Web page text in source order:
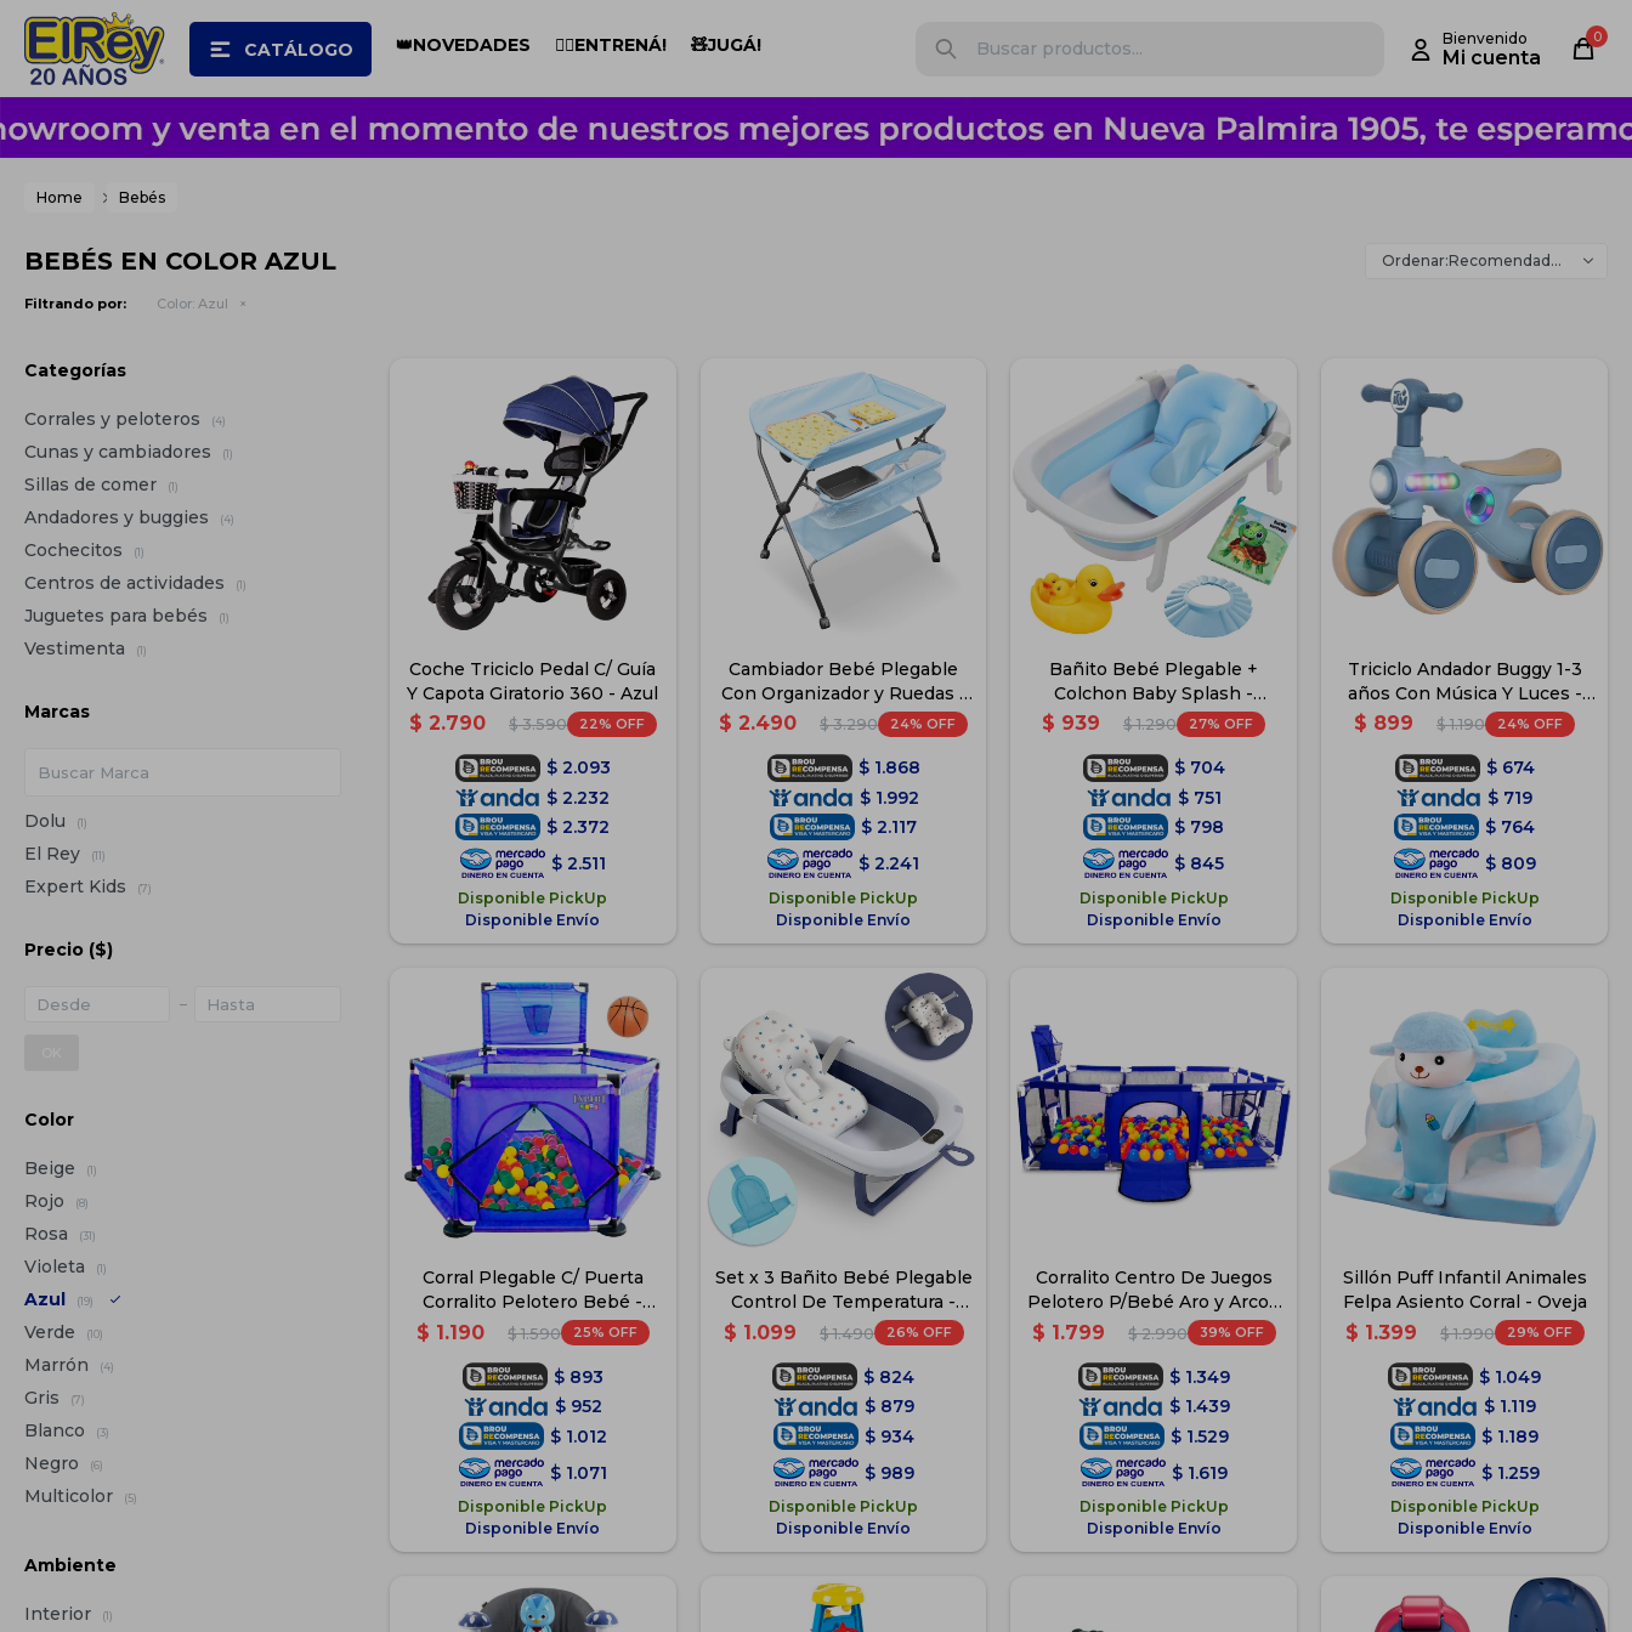
CATÁLOGO 👑NOVEDADES 🏋️‍♂️ENTRENÁ! 🧸JUGÁ! 0
Home Bebés
BEBÉS EN COLOR AZUL Recomendados
Filtrando por: Color: Azul
Coche Triciclo Pedal C/ Guía
Y Capota Giratorio 360 - Azul
$ 2.790 $ 3.590 22
$ 2.093
$ 2.232
$ 2.372
$ 2.511
Disponible PickUp
Disponible Envío
Cambiador Bebé Plegable
Con Organizador y Ruedas -
Celeste
$ 2.490 $ 3.290 24
$ 1.868
$ 1.992
$ 2.117
$ 2.241
Disponible PickUp
Disponible Envío
Bañito Bebé Plegable +
Colchon Baby Splash -
Celeste
$ 939 $ 1.290 27
$ 704
$ 751
$ 798
$ 845
Disponible PickUp
Disponible Envío
Triciclo Andador Buggy 1-3
años Con Música Y Luces -
Azul
$ 899 $ 1.190 24
$ 674
$ 719
$ 764
$ 809
Disponible PickUp
Disponible Envío
Corral Plegable C/ Puerta
Corralito Pelotero Bebé -
Azul C/Aro Basket
$ 1.190 $ 1.590 25
$ 893
$ 952
$ 1.012
$ 1.071
Disponible PickUp
Disponible Envío
Set x 3 Bañito Bebé Plegable
Control De Temperatura -
Celeste
$ 1.099 $ 1.490 26
$ 824
$ 879
$ 934
$ 989
Disponible PickUp
Disponible Envío
Corralito Centro De Juegos
Pelotero P/Bebé Aro y Arco -
Azul
$ 1.799 $ 2.990 39
$ 1.349
$ 1.439
$ 1.529
$ 1.619
Disponible PickUp
Disponible Envío
Sillón Puff Infantil Animales
Felpa Asiento Corral - Oveja
$ 1.399 $ 1.990 29
$ 1.049
$ 1.119
$ 1.189
$ 1.259
Disponible PickUp
Disponible Envío
Categorías
Corrales y peloteros (4)
Cunas y cambiadores (1)
Sillas de comer (1)
Andadores y buggies (4)
Cochecitos (1)
Centros de actividades (1)
Juguetes para bebés (1)
Vestimenta (1)
Marcas
Dolu (1)
El Rey (11)
Expert Kids (7)
Precio ($)
Color
Beige (1)
Rojo (8)
Rosa (31)
Violeta (1)
Azul (19)
Verde (10)
Marrón (4)
Gris (7)
Blanco (3)
Negro (6)
Multicolor (5)
Ambiente
Interior (1)